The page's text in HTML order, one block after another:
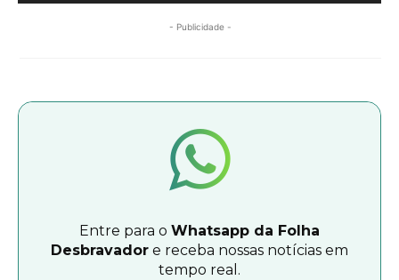
- Publicidade -
Entre para o Whatsapp da Folha
Desbravador e receba nossas notícias em
tempo real.